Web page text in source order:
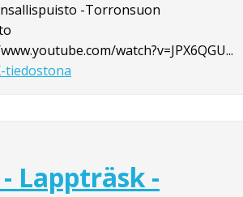
-Torronsuon
watch?v=JPX6QGU...
tiedostona
Lappträsk -